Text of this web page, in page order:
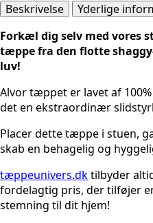
Beskrivelse
Yderlige
Forkæl dig selv med vores
tæppe fra den flotte
luv!
Alvor tæppet er lavet af
det en ekstraordinær
Placer dette tæppe i stuen,
skab en behagelig og
tæppeunivers.dktilbyder
fordelagtig pris, der tilføjer
stemning til dit hjem!